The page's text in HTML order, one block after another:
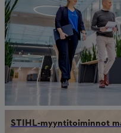
STIHL-myyntitoiminnot